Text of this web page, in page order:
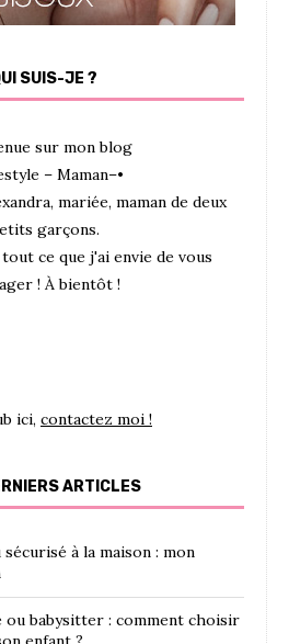
SUIS-JE ?
sur mon blog
– Maman–•
mariée, maman de deux
garçons.
ce que j'ai envie de vous
! À bientôt !
ici, contactez moi !
ARTICLES
à la maison : mon
ou babysitter : comment choisir